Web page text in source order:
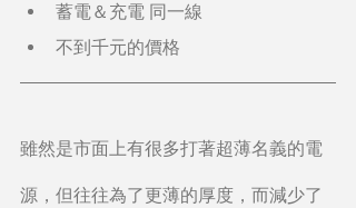
蓄電＆充電 同一線
不到千元的價格
雖然是市面上有很多打著超薄名義的電
源，但往往為了更薄的厚度，而減少了